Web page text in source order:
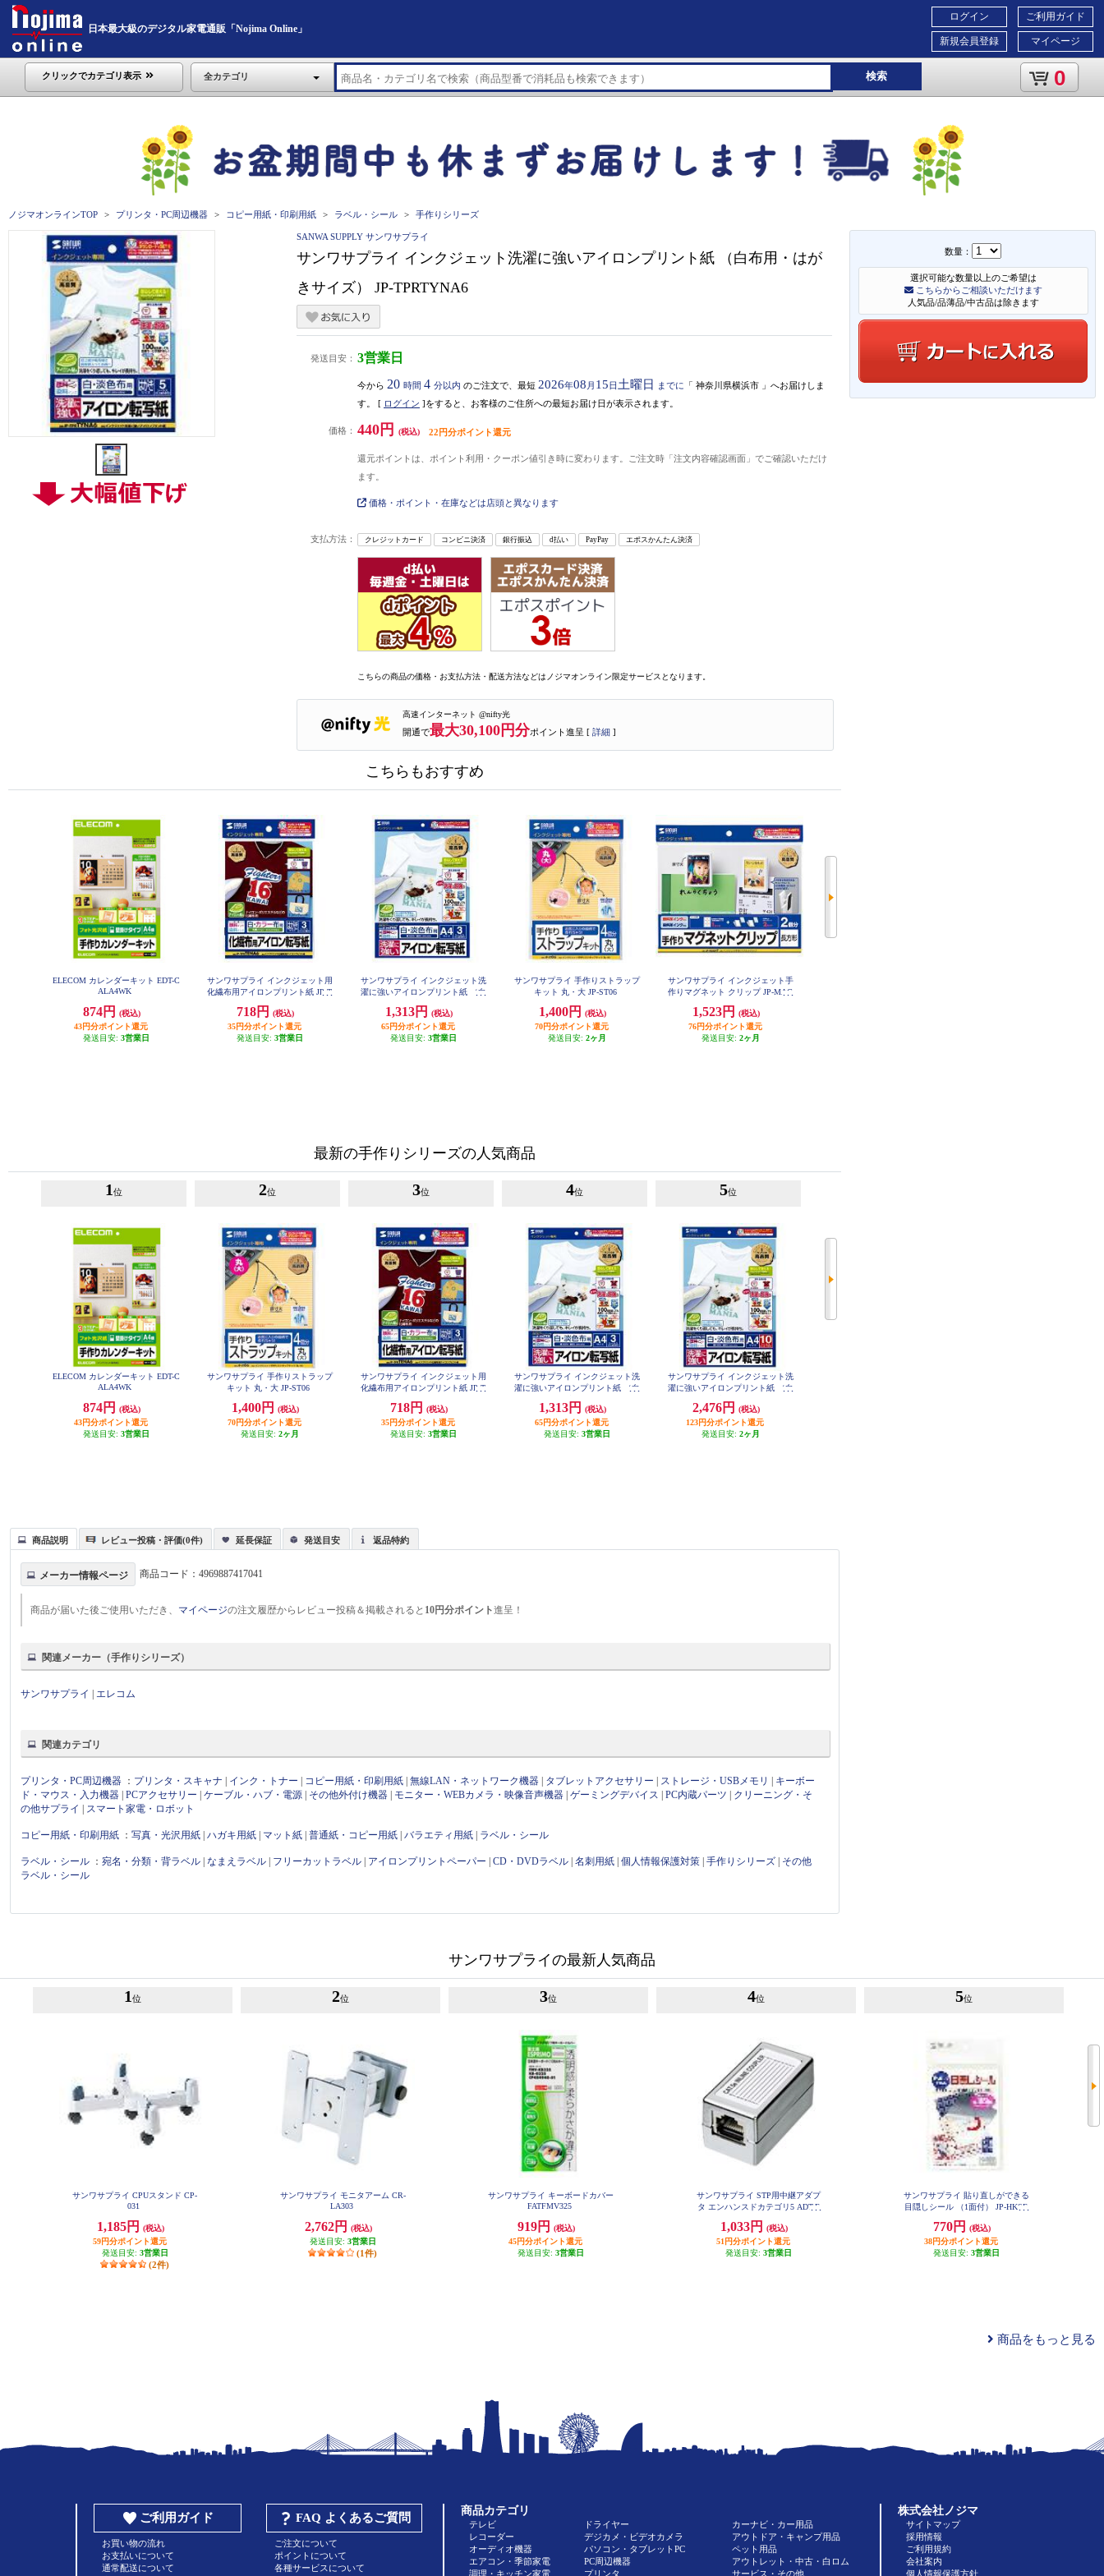
日本最大級のデジタル家電通販「Nojima Online」
ご利用ガイド
マイページ
ログイン
新規会員登録
クリックでカテゴリ表示 全カテゴリ 検索 0
ノジマオンラインTOP プリンタ・PC周辺機器 コピー用紙・印刷用紙 ラベル・シール 手作りシリーズ
数量：
選択可能な数量以上のご希望は
こちらからご相談いただけます
人気品/品薄品/中古品は除きます
SANWA SUPPLY サンワサプライ
サンワサプライ インクジェット洗濯に強いアイロンプリント紙 （白布用・はが
きサイズ） JP-TPRTYNA6
発送目安： 3営業日
今から 20 時間 4 分以内 のご注文で、最短 2026年08 月 15日 土曜日 までに 「 神奈川県横浜市 」 へお届けしま
す。 [ ログイン ]をすると、お客様のご住所への最短お届け日が表示されます。
価格： 440円 (税込) 22円分ポイント還元
還元ポイントは、ポイント利用・クーポン値引き時に変わります。ご注文時「注文内容確認画面」でご確認いただけ
ます。
価格・ポイント・在庫などは店頭と異なります
支払方法： クレジットカード コンビニ決済 銀行振込 d払い PayPay エポスかんたん決済
こちらの商品の価格・お支払方法・配送方法などはノジマオンライン限定サービスとなります。
高速インターネット @nifty光
開通で最大30,100円分ポイント進呈 [ 詳細 ]
こちらもおすすめ
ELECOM カレンダーキット EDT-C
ALA4WK
874円
(税込)
43円分ポイント還元
発送目安: 3営業日
サンワサプライ インクジェット用
化繊布用アイロンプリント紙 JP-T
718円
(税込)
35円分ポイント還元
発送目安: 3営業日
サンワサプライ インクジェット洗
濯に強いアイロンプリント紙 （白
1,313円
(税込)
65円分ポイント還元
発送目安: 3営業日
サンワサプライ 手作りストラップ
キット 丸・大 JP-ST06
1,400円
(税込)
70円分ポイント還元
発送目安: 2ヶ月
サンワサプライ インクジェット手
作りマグネット クリップ JP-MAG
1,523円
(税込)
76円分ポイント還元
発送目安: 2ヶ月
最新の手作りシリーズの人気商品
1 位
ELECOM カレンダーキット EDT-C
ALA4WK
874円
(税込)
43円分ポイント還元
発送目安: 3営業日
2位
サンワサプライ 手作りストラップ
キット 丸・大 JP-ST06
1,400円
(税込)
70円分ポイント還元
発送目安: 2ヶ月
3位
サンワサプライ インクジェット用
化繊布用アイロンプリント紙 JP-T
718円
(税込)
35円分ポイント還元
発送目安: 3営業日
4位
サンワサプライ インクジェット洗
濯に強いアイロンプリント紙 （白
1,313円
(税込)
65円分ポイント還元
発送目安: 3営業日
5位
サンワサプライ インクジェット洗
濯に強いアイロンプリント紙 （白
2,476円
(税込)
123円分ポイント還元
発送目安: 2ヶ月
商品説明 レビュー投稿・評価(0件) 延長保証 発送目安 返品特約
メーカー情報ページ 商品コード：4969887417041
商品が届いた後ご使用いただき、 マイページの注文履歴からレビュー投稿＆掲載されると 10円分ポイント進呈！
関連メーカー（手作りシリーズ）
サンワサプライ エレコム
関連カテゴリ
プリンタ・PC周辺機器 ： プリンタ・スキャナ インク・トナー コピー用紙・印刷用紙 |無線LAN・ネットワーク機器 タブレットアクセサリー ストレージ・USBメモリ
キーボー
ド・マウス・入力機器 |PCアクセサリー |ケーブル・ハブ・電源 その他外付け機器 モニター・WEBカメラ・映像音声機器 |ゲーミングデバイス |PC内蔵パーツ
クリーニング・そ
の他サプライ
スマート家電・ロボット
コピー用紙・印刷用紙 ：写真・光沢用紙 |ハガキ用紙 マット紙 |普通紙・コピー用紙 |バラエティ用紙 ラベル・シール
ラベル・シール ：宛名・分類・背ラベル |なまえラベル フリーカットラベル アイロンプリントペーパー |CD・DVDラベル |名刺用紙 |個人情報保護対策 |手作りシリーズ
その他
ラベル・シール
サンワサプライの最新人気商品
1 位
サンワサプライ CPUスタンド CP-
031
1,185円
(税込)
59円分ポイント還元
発送目安: 3営業日
(2件)
2位
サンワサプライ モニタアーム CR-
LA303
2,762円
(税込)
発送目安: 3営業日
(1件)
3位
サンワサプライ キーボードカバー
FATFMV325
919円
(税込)
45円分ポイント還元
発送目安: 3営業日
4位
サンワサプライ STP用中継アダプ
タ エンハンスドカテゴリ5 ADT-E
1,033円
(税込)
51円分ポイント還元
発送目安: 3営業日
5位
サンワサプライ 貼り直しができる
目隠しシール （1面付） JP-HKSE
770円
(税込)
38円分ポイント還元
発送目安: 3営業日
商品をもっと見る
ご利用ガイド
お買い物の流れ
お支払いについて
通常配送について
FAQ よくあるご質問
ご注文について
ポイントについて
各種サービスについて
商品カテゴリ
テレビ
レコーダー
オーディオ機器
エアコン・季節家電
調理・キッチン家電
ドライヤー
デジカメ・ビデオカメラ
パソコン・タブレットPC
PC周辺機器
プリンタ
カーナビ・カー用品
アウトドア・キャンプ用品
ペット用品
アウトレット・中古・白ロム
サービス・その他
株式会社ノジマ
サイトマップ
採用情報
ご利用規約
会社案内
個人情報保護方針